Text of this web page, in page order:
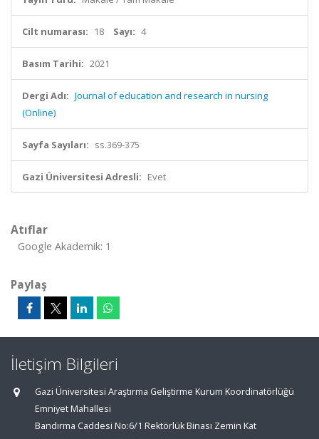
Cilt numarası: 18 Sayı: 4
Basım Tarihi: 2021
Dergi Adı: Journal of education and research in nursing
(Online)
Sayfa Sayıları: ss.369-375
Gazi Üniversitesi Adresli: Evet
Atıflar
Google Akademik: 1
Paylaş
İletişim Bilgileri
Gazi Üniversitesi Araştırma Geliştirme Kurum Koordinatörlüğü
Emniyet Mahallesi
Bandırma Caddesi No:6/1 Rektörlük Binası Zemin Kat